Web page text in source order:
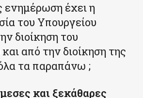
ενημέρωση έχει η
του Υπουργείου
διοίκηση του
από την διοίκηση της
τα παραπάνω ;
και ξεκάθαρες